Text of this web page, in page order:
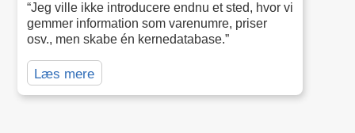
“Jeg ville ikke introducere endnu et sted, hvor vi
gemmer information som varenumre, priser
osv., men skabe én kernedatabase.”
Læs mere